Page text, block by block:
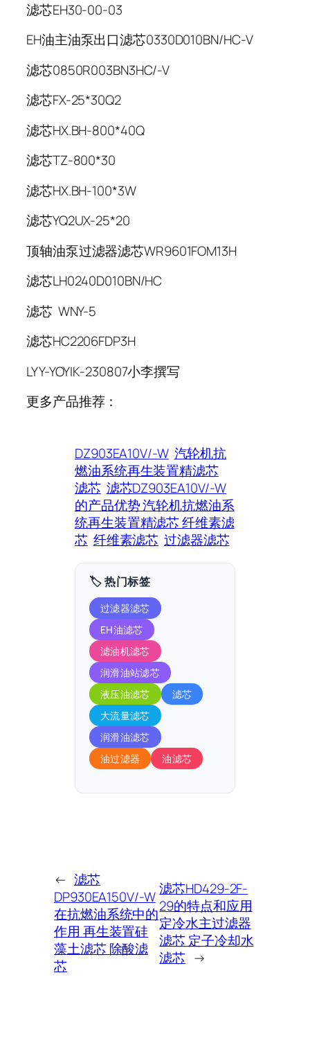
滤芯EH30-00-03
EH油主油泵出口滤芯0330D010BN/HC-V
滤芯0850R003BN3HC/-V
滤芯FX-25*30Q2
滤芯HX.BH-800*40Q
滤芯TZ-800*30
滤芯HX.BH-100*3W
滤芯YQ2UX-25*20
顶轴油泵过滤器滤芯WR9601FOM13H
滤芯LH0240D010BN/HC
滤芯 WNY-5
滤芯HC2206FDP3H
LYY-YOYIK-230807小李撰写
更多产品推荐：
DZ903EA10V/-W 汽轮机抗
燃油系统再生装置精滤芯
滤芯 滤芯DZ903EA10V/-W
的产品优势 汽轮机抗燃油系
统再生装置精滤芯 纤维素滤
芯 纤维素滤芯 过滤器滤芯
🏷️ 热门标签
过滤器滤芯
EH油滤芯
滤油机滤芯
润滑油站滤芯
液压油滤芯
滤芯
大流量滤芯
润滑油滤芯
油过滤器
油滤芯
← 滤芯
DP930EA150V/-W
在抗燃油系统中的
作用 再生装置硅
藻土滤芯 除酸滤
芯
滤芯HD429-2F-
29的特点和应用
定冷水主过滤器
滤芯 定子冷却水
滤芯 →